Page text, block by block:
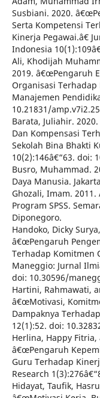
Susbiani. 2020.
Serta Kompetensi
Kinerja Pegawai.â€
Indonesia
Ali, Khodijah
2019. â€œPengaruh
Organisasi Terhadap
Manajemen
10.21831/
Barata, Juliahir.
Dan Kompensasi
Sekolah Bina Bhakti
10(2):146â€“63. doi:
Busro, Muhammad.
Daya Manusia.
Ghozali, Imam.
Program SPSS.
Diponegoro.
Handoko, Dicky
â€œPengaruh
Terhadap Komitmen
Maneggio: Jurnal
doi: 10.30596/
Hartini, Rahmawati,
â€œMotivasi,
Dampaknya
12(1):52. doi:
Herlina, Happy Fitria,
â€œPengaruh
Guru Terhadap
Research
Hidayat, Taufik,